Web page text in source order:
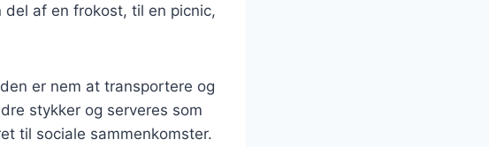
af en frokost, til en picnic,
er nem at transportere og
stykker og serveres som
til sociale sammenkomster.